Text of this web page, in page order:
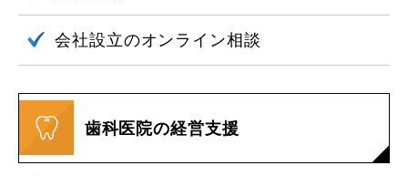
会社設立のオンライン相談
歯科医院の経営支援